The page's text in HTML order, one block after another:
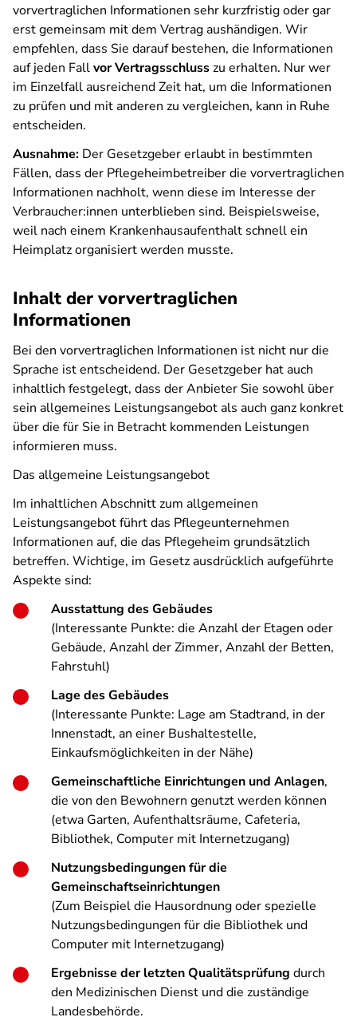
vorvertraglichen Informationen sehr kurzfristig oder gar
erst gemeinsam mit dem Vertrag aushändigen. Wir
empfehlen, dass Sie darauf bestehen, die Informationen
auf jeden Fallvor Vertragsschlusszu erhalten. Nur wer
im Einzelfall ausreichend Zeit hat, um die Informationen
zu prüfen und mit anderen zu vergleichen, kann in Ruhe
entscheiden.
Ausnahme: Der Gesetzgeber erlaubt in bestimmten
Fällen, dass der Pflegeheimbetreiber die vorvertraglichen
Informationen nachholt, wenn diese im Interesse der
Verbraucher:innen unterblieben sind. Beispielsweise,
weil nach einem Krankenhausaufenthalt schnell ein
Heimplatz organisiert werden musste.
Inhalt der vorvertraglichen
Informationen
Bei den vorvertraglichen Informationen ist nicht nur die
Sprache ist entscheidend. Der Gesetzgeber hat auch
inhaltlich festgelegt, dass der Anbieter Sie sowohl über
sein allgemeines Leistungsangebot als auch ganz konkret
über die für Sie in Betracht kommenden Leistungen
informieren muss.
Das allgemeine Leistungsangebot
Im inhaltlichen Abschnitt zum allgemeinen
Leistungsangebot führt das Pflegeunternehmen
Informationen auf, die das Pflegeheim grundsätzlich
betreffen. Wichtige, im Gesetz ausdrücklich aufgeführte
Aspekte sind:
Ausstattung des Gebäudes
(Interessante Punkte: die Anzahl der Etagen oder
Gebäude, Anzahl der Zimmer, Anzahl der Betten,
Fahrstuhl)
Lage des Gebäudes
(Interessante Punkte: Lage am Stadtrand, in der
Innenstadt, an einer Bushaltestelle,
Einkaufsmöglichkeiten in der Nähe)
Gemeinschaftliche Einrichtungen und Anlagen,
die von den Bewohnern genutzt werden können
(etwa Garten, Aufenthaltsräume, Cafeteria,
Bibliothek, Computer mit Internetzugang)
Nutzungsbedingungen für die
Gemeinschaftseinrichtungen
(Zum Beispiel die Hausordnung oder spezielle
Nutzungsbedingungen für die Bibliothek und
Computer mit Internetzugang)
Ergebnisse der letzten Qualitätsprüfung durch
den Medizinischen Dienst und die zuständige
Landesbehörde.